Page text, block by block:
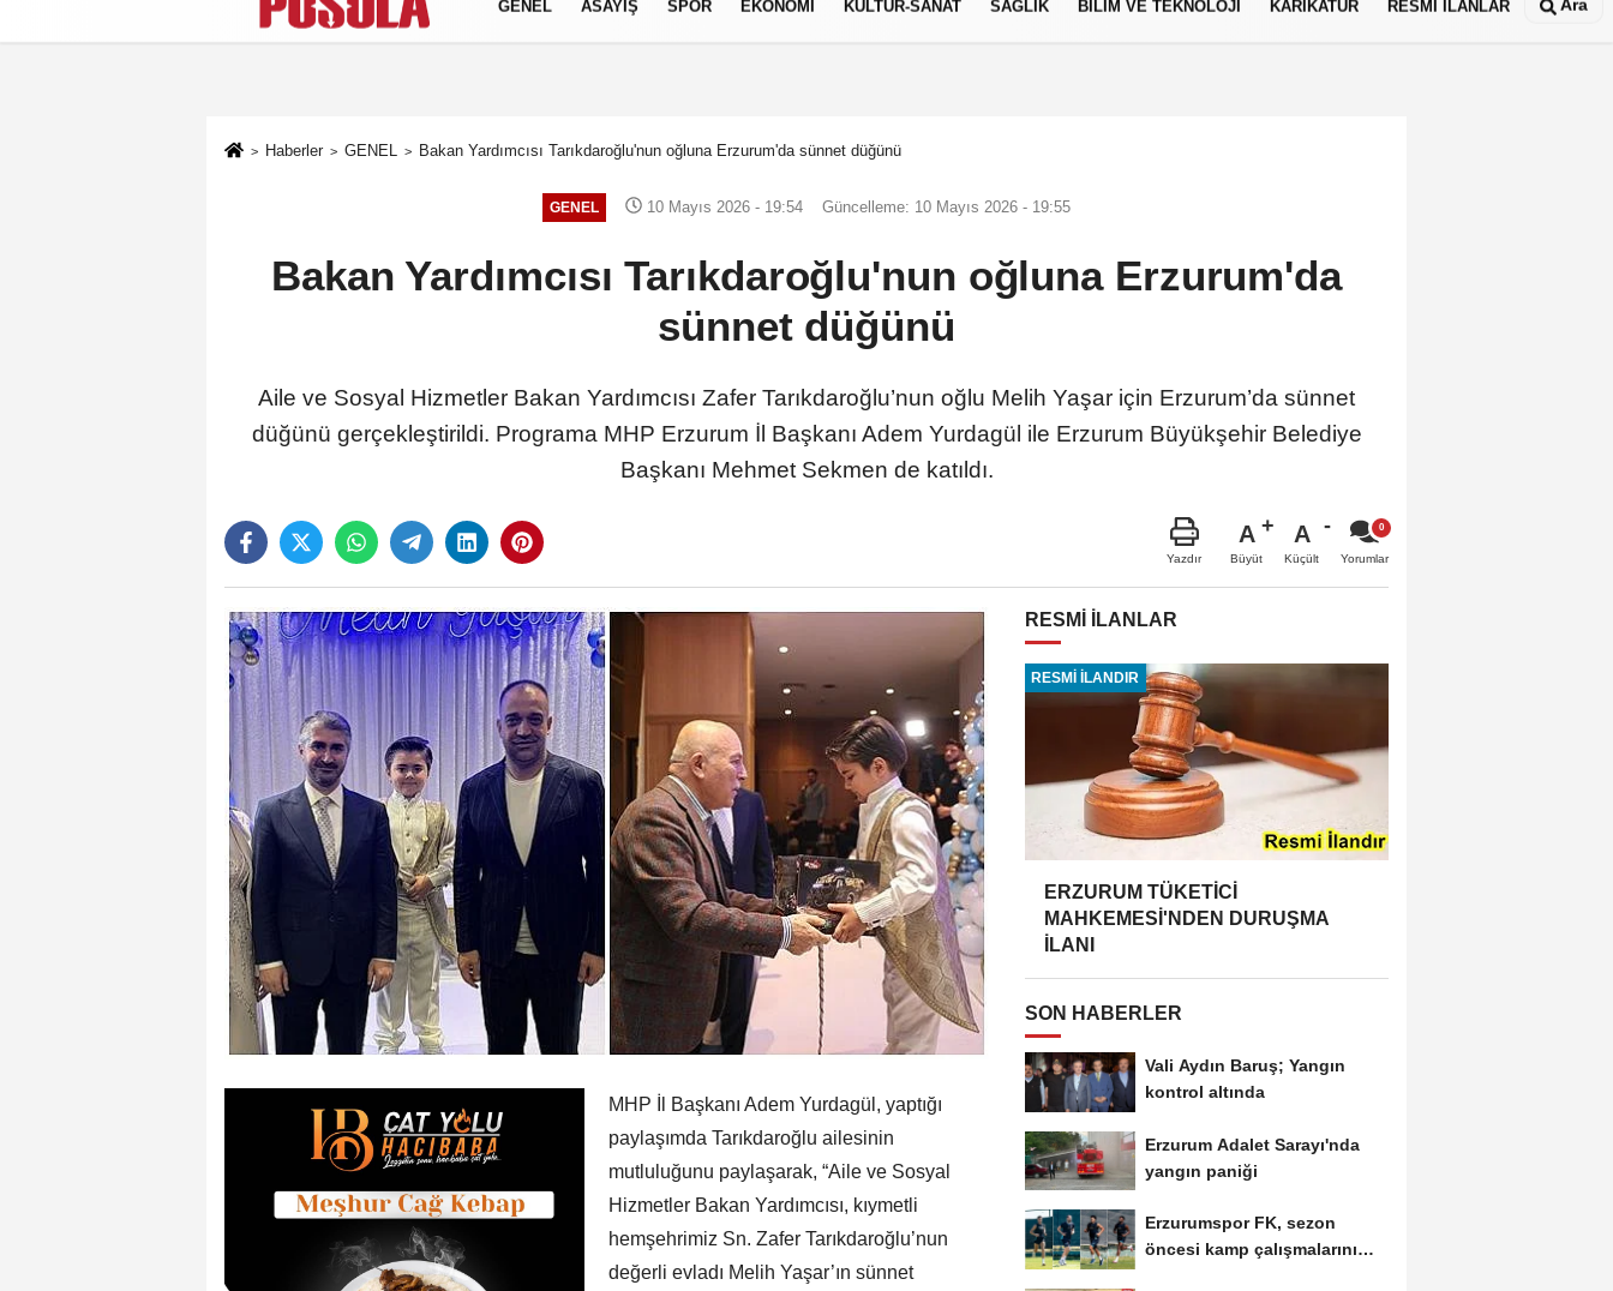
Künye İletişim Gizlilik Politikası
GENEL ASAYİŞ SPOR EKONOMİ KÜLTÜR-SANAT SAĞLIK BİLİM VE TEKNOLOJİ KARİKATÜR RESMİ İLANLAR Ara
Haberler GENEL Bakan Yardımcısı Tarıkdaroğlu'nun oğluna Erzurum'da sünnet düğünü
GENEL 10 Mayıs 2026 - 19:54 Güncelleme: 10 Mayıs 2026 - 19:55
Bakan Yardımcısı Tarıkdaroğlu'nun oğluna Erzurum'da
sünnet düğünü
Aile ve Sosyal Hizmetler Bakan Yardımcısı Zafer Tarıkdaroğlu’nun oğlu Melih Yaşar için Erzurum’da sünnet
düğünü gerçekleştirildi. Programa MHP Erzurum İl Başkanı Adem Yurdagül ile Erzurum Büyükşehir Belediye
Başkanı Mehmet Sekmen de katıldı.
Yazdır
A
Büyüt
A
Küçült Yorumlar
MHP İl Başkanı Adem Yurdagül, yaptığı
paylaşımda Tarıkdaroğlu ailesinin
mutluluğunu paylaşarak, “Aile ve Sosyal
Hizmetler Bakan Yardımcısı, kıymetli
hemşehrimiz Sn. Zafer Tarıkdaroğlu’nun
değerli evladı Melih Yaşar’ın sünnet
RESMİ İLANLAR
RESMİ İLANDIR
ERZURUM TÜKETİCİ
MAHKEMESİ'NDEN DURUŞMA
İLANI
SON HABERLER
Vali Aydın Baruş; Yangın
kontrol altında
Erzurum Adalet Sarayı'nda
yangın paniği
Erzurumspor FK, sezon
öncesi kamp çalışmalarını